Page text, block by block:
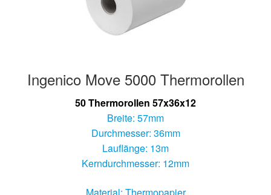
Ingenico Move 5000 Thermorollen
50 Thermorollen 57x36x12
Breite: 57mm
Durchmesser: 36mm
Lauflänge: 13m
Kerndurchmesser: 12mm